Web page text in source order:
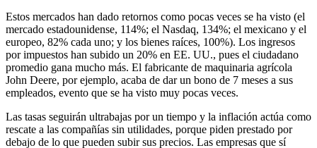
Estos mercados han dado retornos como pocas veces se ha visto (el
mercado estadounidense, 114%; el Nasdaq, 134%; el mexicano y el
europeo, 82% cada uno; y los bienes raíces, 100%). Los ingresos
por impuestos han subido un 20% en EE. UU., pues el ciudadano
promedio gana mucho más. El fabricante de maquinaria agrícola
John Deere, por ejemplo, acaba de dar un bono de 7 meses a sus
empleados, evento que se ha visto muy pocas veces.
Las tasas seguirán ultrabajas por un tiempo y la inflación actúa como
rescate a las compañías sin utilidades, porque piden prestado por
debajo de lo que pueden subir sus precios. Las empresas que sí